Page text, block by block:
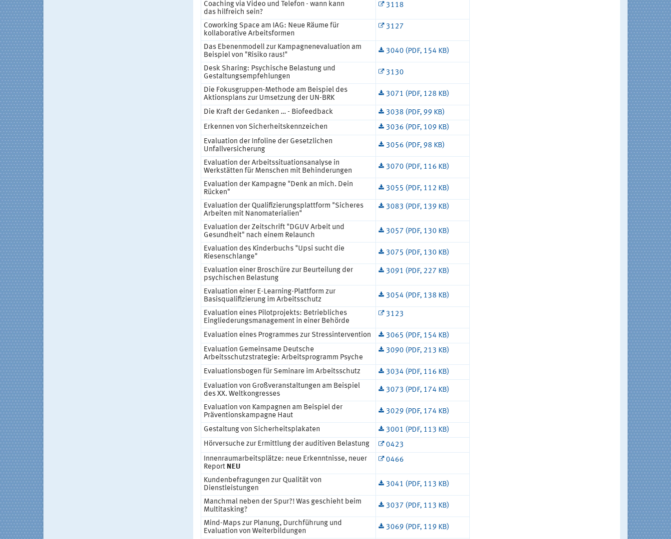
Coaching via Video und Telefon - wann kann
das hilfreich sein?
3118
Coworking Space am IAG: Neue Räume für
kollaborative Arbeitsformen
3127
Das Ebenenmodell zur Kampagnenevaluation am
Beispiel von "Risiko raus!"
3040 (PDF, 154 KB)
Desk Sharing: Psychische Belastung und
Gestaltungsempfehlungen
3130
Die Fokusgruppen-Methode am Beispiel des
Aktionsplans zur Umsetzung der UN-BRK
3071 (PDF, 128 KB)
Die Kraft der Gedanken … - Biofeedback
3038 (PDF, 99 KB)
Erkennen von Sicherheitskennzeichen
3036 (PDF, 109 KB)
Evaluation der Infoline der Gesetzlichen
Unfallversicherung
3056 (PDF, 98 KB)
Evaluation der Arbeitssituationsanalyse in
Werkstätten für Menschen mit Behinderungen
3070 (PDF, 116 KB)
Evaluation der Kampagne "Denk an mich. Dein
Rücken"
3055 (PDF, 112 KB)
Evaluation der Qualifizierungsplattform "Sicheres
Arbeiten mit Nanomaterialien"
3083 (PDF, 139 KB)
Evaluation der Zeitschrift "DGUV Arbeit und
Gesundheit" nach einem Relaunch
3057 (PDF, 130 KB)
Evaluation des Kinderbuchs "Upsi sucht die
Riesenschlange"
3075 (PDF, 130 KB)
Evaluation einer Broschüre zur Beurteilung der
psychischen Belastung
3091 (PDF, 227 KB)
Evaluation einer E-Learning-Plattform zur
Basisqualifizierung im Arbeitsschutz
3054 (PDF, 138 KB)
Evaluation eines Pilotprojekts: Betriebliches
Eingliederungsmanagement in einer Behörde
3123
Evaluation eines Programmes zur Stressintervention
3065 (PDF, 154 KB)
Evaluation Gemeinsame Deutsche
Arbeitsschutzstrategie: Arbeitsprogramm Psyche
3090 (PDF, 213 KB)
Evaluationsbogen für Seminare im Arbeitsschutz
3034 (PDF, 116 KB)
Evaluation von Großveranstaltungen am Beispiel
des XX. Weltkongresses
3073 (PDF, 174 KB)
Evaluation von Kampagnen am Beispiel der
Präventionskampagne Haut
3029 (PDF, 174 KB)
Gestaltung von Sicherheitsplakaten
3001 (PDF, 113 KB)
Hörversuche zur Ermittlung der auditiven Belastung
0423
Innenraumarbeitsplätze: neue Erkenntnisse, neuer
Report NEU
0466
Kundenbefragungen zur Qualität von
Dienstleistungen
3041 (PDF, 113 KB)
Manchmal neben der Spur?! Was geschieht beim
Multitasking?
3037 (PDF, 113 KB)
Mind-Maps zur Planung, Durchführung und
Evaluation von Weiterbildungen
3069 (PDF, 119 KB)